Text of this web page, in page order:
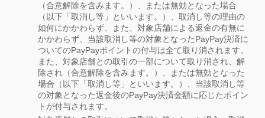
（合意解除を含みます。）、または無効となった場合
（以下「取消し等」といいます。）、取消し等の理由の
如何にかかわらず、また、対象店舗による返金の有無に
かかわらず、当該取消し等の対象となったPayPay決済に
ついてのPayPayポイントの付与は全て取り消されます。
また、対象店舗との取引の一部について取り消され、解
除され（合意解除を含みます。）、または無効となった
場合（以下「取消し等」といいます。）、当該取消し等
の対象となった返金後のPayPay決済金額に応じたポイン
トが付与されます。